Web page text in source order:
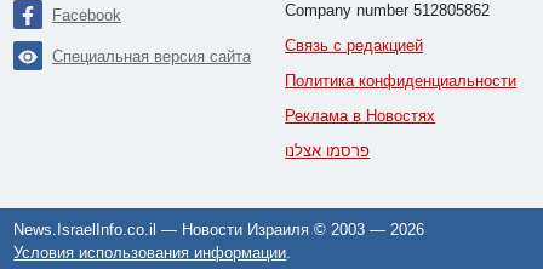
Facebook
Специальная версия сайта
Company number 512805862
Связь с редакцией
Политика конфиденциальности
Реклама в Новостях
פרסמו אצלנו
News.IsraelInfo.co.il — Новости Израиля © 2003 — 2026
Условия использования информации